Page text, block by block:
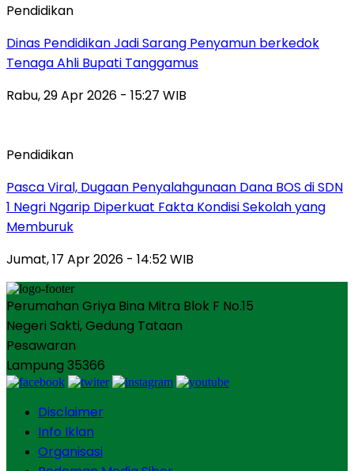
Pendidikan
Dinas Pendidikan Jadi Sarang Penyamun berkedok
Tenaga Ahli Bupati Tanggamus
Rabu, 29 Apr 2026 - 15:27 WIB
Pendidikan
Pasca Viral, Dugaan Penyalahgunaan Dana BOS di SDN
1 Negri Ngarip Diperkuat Fakta Kondisi Sekolah yang
Memburuk
Jumat, 17 Apr 2026 - 14:52 WIB
Perumahan Griya Bina Mitra Blok F No.15
Negeri Sakti, Gedung Tataan
Pesawaran
Lampung 35366
Disclaimer
Info Iklan
Organisasi